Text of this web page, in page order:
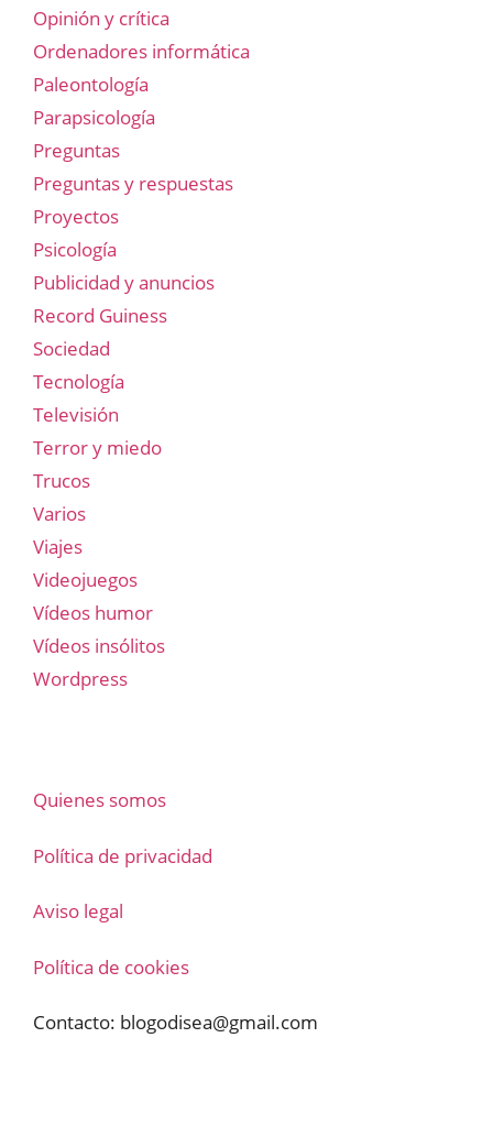
Opinión y crítica
Ordenadores informática
Paleontología
Parapsicología
Preguntas
Preguntas y respuestas
Proyectos
Psicología
Publicidad y anuncios
Record Guiness
Sociedad
Tecnología
Televisión
Terror y miedo
Trucos
Varios
Viajes
Videojuegos
Vídeos humor
Vídeos insólitos
Wordpress
Quienes somos
Política de privacidad
Aviso legal
Política de cookies
Contacto: blogodisea@gmail.com